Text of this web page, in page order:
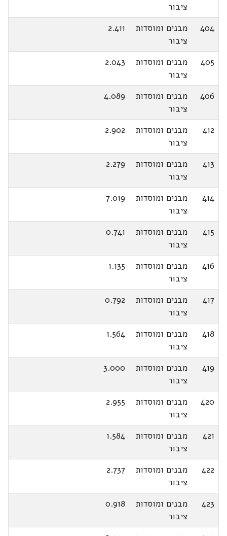
ציבור
404
מבנים ומוסדות
ציבור
2.411
405
מבנים ומוסדות
ציבור
2.043
406
מבנים ומוסדות
ציבור
4.089
412
מבנים ומוסדות
ציבור
2.902
413
מבנים ומוסדות
ציבור
2.279
414
מבנים ומוסדות
ציבור
7.019
415
מבנים ומוסדות
ציבור
0.741
416
מבנים ומוסדות
ציבור
1.135
417
מבנים ומוסדות
ציבור
0.792
418
מבנים ומוסדות
ציבור
1.564
419
מבנים ומוסדות
ציבור
3.000
420
מבנים ומוסדות
ציבור
2.955
421
מבנים ומוסדות
ציבור
1.584
422
מבנים ומוסדות
ציבור
2.737
423
מבנים ומוסדות
ציבור
0.918